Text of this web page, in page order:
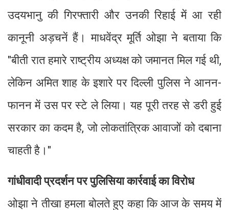
उदयभानु की गिरफ्तारी और उनकी रिहाई में आ रही
कानूनी अड़चनें हैं। माधवेंद्र मूर्ति ओझा ने बताया कि
"बीती रात हमारे राष्ट्रीय अध्यक्ष को जमानत मिल गई थी,
लेकिन अमित शाह के इशारे पर दिल्ली पुलिस ने आनन-
फानन में उस पर स्टे ले लिया। यह पूरी तरह से डरी हुई
सरकार का कदम है, जो लोकतांत्रिक आवाजों को दबाना
चाहती है।"
गांधीवादी प्रदर्शन पर पुलिसिया कार्रवाई का विरोध
ओझा ने तीखा हमला बोलते हुए कहा कि आज के समय में